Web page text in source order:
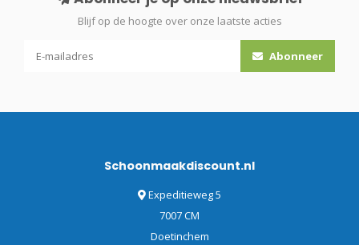
Blijf op de hoogte over onze laatste acties
Abonneer
Schoonmaakdiscount.nl
Expeditieweg 5
7007 CM
Doetinchem